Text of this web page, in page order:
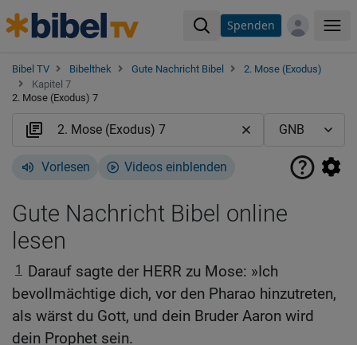
Spenden
Bibel TV Bibelthek Gute Nachricht Bibel
2. Mose (Exodus)
Kapitel 7
2. Mose (Exodus) 7
Vorlesen Videos einblenden
Gute Nachricht Bibel online
lesen
1 Darauf sagte der HERR zu Mose: »Ich
bevollmächtige dich, vor den Pharao hinzutreten,
als wärst du Gott, und dein Bruder Aaron wird
dein Prophet sein.